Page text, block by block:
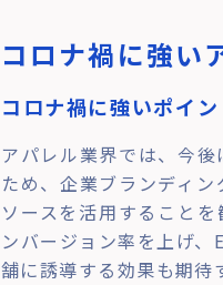
コロナ禍に強い
コロナ禍に強いポイ
アパレル業界では、今
ため、企業ブランディ
ソースを活用すること
ンバージョン率を上げ
舗に誘導する効果も期待